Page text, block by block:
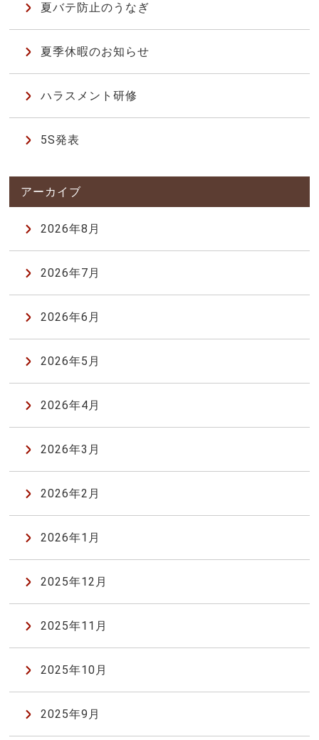
夏バテ防止のうなぎ
夏季休暇のお知らせ
ハラスメント研修
5S発表
2026年8月
2026年7月
2026年6月
2026年5月
2026年4月
2026年3月
2026年2月
2026年1月
2025年12月
2025年11月
2025年10月
2025年9月